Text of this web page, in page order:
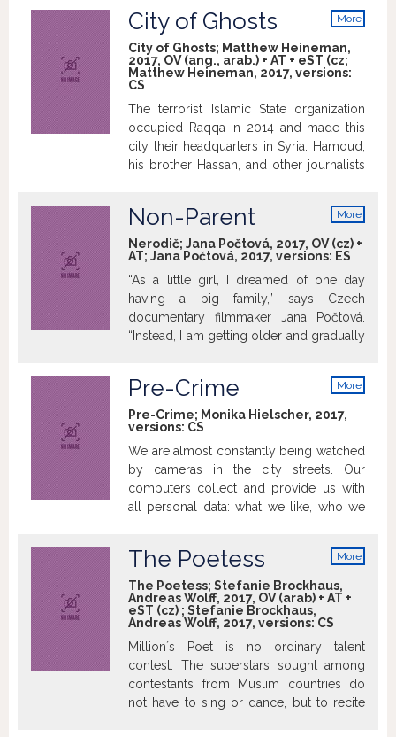
lead very happy lives. They spend
almost all their time at work, do overtime,
weekend and night shifts, never take
breaks, and often work when sick. Lunch
afford. Poverty is just one aspect of their
suffering...
More
City of Ghosts
City of Ghosts; Matthew Heineman,
2017, OV (ang., arab.) + AT + eST (cz;
Matthew Heineman, 2017, versions:
CS
The terrorist Islamic State organization
occupied Raqqa in 2014 and made this
city their headquarters in Syria. Hamoud,
his brother Hassan, and other journalists
own lives to uncover the crimes
committed by terrorists and disprove
their propaganda. When Islamic State
partly uncovers their network, Hamoud
and Hassan must leave their hometown.
However, they remain connected with
their sources in Raqqa and continue to
their work, but they are not safe even in
exile.
More
Non-Parent
Nerodič; Jana Počtová, 2017, OV (cz) +
AT; Jana Počtová, 2017, versions: ES
“As a little girl, I dreamed of one day
having a big family,” says Czech
documentary filmmaker Jana Počtová.
“Instead, I am getting older and gradually
her new film she is chiefly concerned
with finding an answer to the question of
whether or not to have children. And
under what conditions is it right to bring
them up? This mosaic of non-traditional
forms of (non)parenthood suggests that
raising children is no longer confined to
father roles.
More
Pre-Crime
Pre-Crime; Monika Hielscher, 2017,
versions: CS
We are almost constantly being watched
by cameras in the city streets. Our
computers collect and provide us with
all personal data: what we like, who we
systematically linked this information
together in an attempt to reduce crime.
All the collected details from the lives of
monitored citizens determine whether
as likely criminals or potential victims of
a crime. But are 21st-century
technologies really protecting us against
evil or helping to deepen prejudice and
More
The Poetess
The Poetess; Stefanie Brockhaus,
Andreas Wolff, 2017, OV (arab) + AT +
eST (cz) ; Stefanie Brockhaus,
Andreas Wolff, 2017, versions: CS
Millionʼs Poet is no ordinary talent
contest. The superstars sought among
contestants from Muslim countries do
not have to sing or dance, but to recite